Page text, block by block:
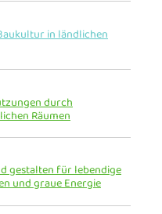
in ländlichen
durch
Räumen
gestalten für lebendige
und graue Energie